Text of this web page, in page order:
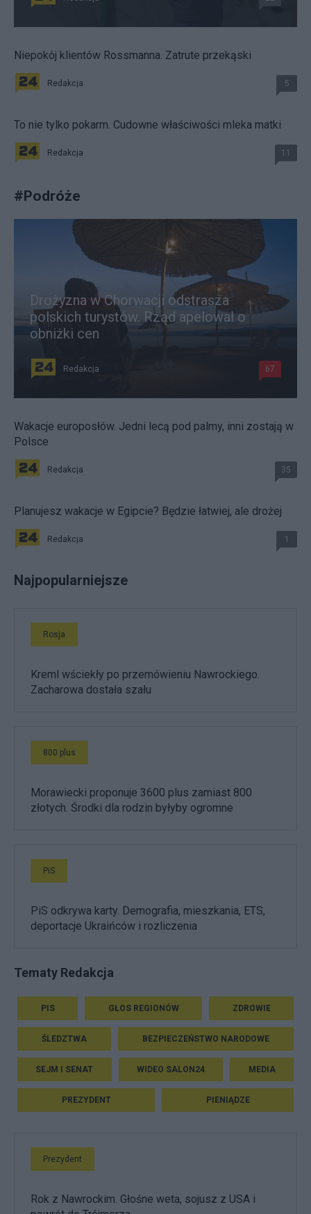
Niepokój klientów Rossmanna. Zatrute przekąski
Redakcja 5
To nie tylko pokarm. Cudowne właściwości mleka matki
Redakcja 11
#Podróże
Drożyzna w Chorwacji odstrasza
polskich turystów. Rząd apelował o
obniżki cen
Redakcja 67
Wakacje europosłów. Jedni lecą pod palmy, inni zostają w
Polsce
Redakcja 35
Planujesz wakacje w Egipcie? Będzie łatwiej, ale drożej
Redakcja 1
Najpopularniejsze
Rosja
Kreml wściekły po przemówieniu Nawrockiego.
Zacharowa dostała szału
800 plus
Morawiecki proponuje 3600 plus zamiast 800
złotych. Środki dla rodzin byłyby ogromne
PiS
PiS odkrywa karty. Demografia, mieszkania, ETS,
deportacje Ukraińców i rozliczenia
Tematy Redakcja
PIS GŁOS REGIONÓW ZDROWIE
ŚLEDZTWA BEZPIECZEŃSTWO NARODOWE
SEJM I SENAT WIDEO SALON24 MEDIA
PREZYDENT PIENIĄDZE
Prezydent
Rok z Nawrockim. Głośne weta, sojusz z USA i